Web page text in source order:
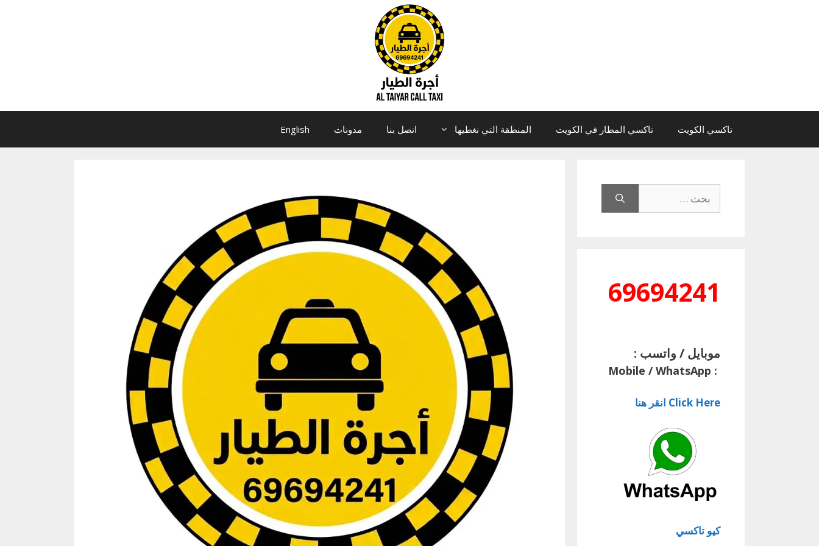
تاكسي الكويت تاكسي المطار في الكويت المنطقة التي نغطيها اتصل بنا مدونات English
عن:
69694241
موبايل / واتسب :
:
Mobile / WhatsApp
Click Here انقر هنا
كيو تاكسي